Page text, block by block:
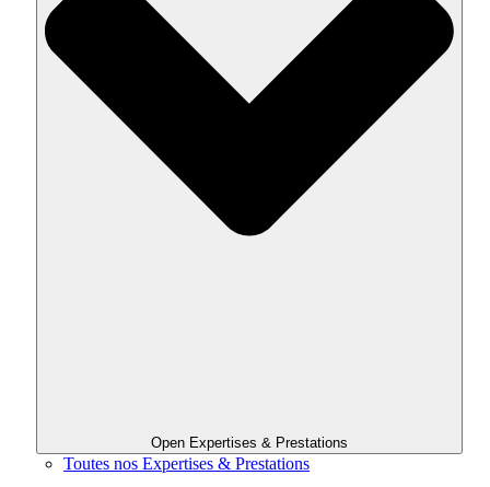
Open Expertises & Prestations
Toutes nos Expertises & Prestations